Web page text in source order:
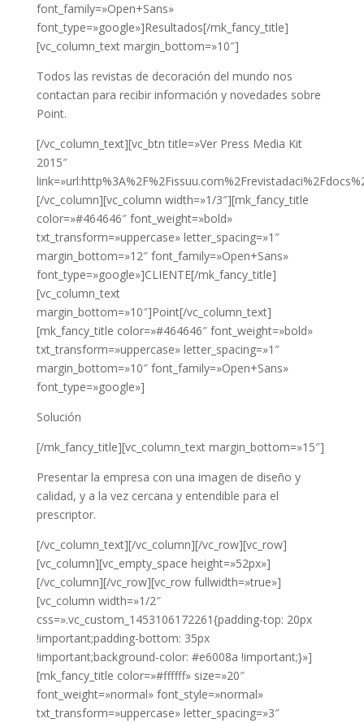
font_family=»Open+Sans»
font_type=»google»]Resultados[/mk_fancy_title]
[vc_column_text margin_bottom=»10″]
Todos las revistas de decoración del mundo nos
contactan para recibir información y novedades sobre
Point.
[/vc_column_text][vc_btn title=»Ver Press Media Kit
2015″
[/vc_column][vc_column width=»1/3″][mk_fancy_title
color=»#464646″ font_weight=»bold»
txt_transform=»uppercase» letter_spacing=»1″
margin_bottom=»12″ font_family=»Open+Sans»
font_type=»google»]CLIENTE[/mk_fancy_title]
[vc_column_text
margin_bottom=»10″]Point[/vc_column_text]
[mk_fancy_title color=»#464646″ font_weight=»bold»
txt_transform=»uppercase» letter_spacing=»1″
margin_bottom=»10″ font_family=»Open+Sans»
font_type=»google»]
Solución
[/mk_fancy_title][vc_column_text margin_bottom=»15″]
Presentar la empresa con una imagen de diseño y
calidad, y a la vez cercana y entendible para el
prescriptor.
[/vc_column_text][/vc_column][/vc_row][vc_row]
[vc_column][vc_empty_space height=»52px»]
[/vc_column][/vc_row][vc_row fullwidth=»true»]
[vc_column width=»1/2″
css=».vc_custom_1453106172261{padding-top: 20px
!important;padding-bottom: 35px
!important;background-color: #e6008a !important;}»]
[mk_fancy_title color=»#ffffff» size=»20″
font_weight=»normal» font_style=»normal»
txt_transform=»uppercase» letter_spacing=»3″